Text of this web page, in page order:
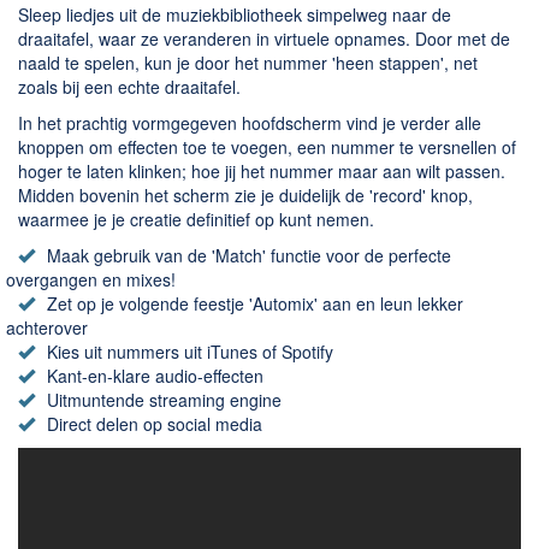
Overige
Algemeen
Chatten en bellen
Dating apps
Parkeer apps
Rar en Zip (Compressie - Unzip)
Shopping
Spelletjes en Games
Webbrowsers
Sleep liedjes uit de muziekbibliotheek simpelweg naar de
draaitafel, waar ze veranderen in virtuele opnames. Door met de
naald te spelen, kun je door het nummer 'heen stappen', net
zoals bij een echte draaitafel.
In het prachtig vormgegeven hoofdscherm vind je verder alle
knoppen om effecten toe te voegen, een nummer te versnellen of
hoger te laten klinken; hoe jij het nummer maar aan wilt passen.
Midden bovenin het scherm zie je duidelijk de 'record' knop,
waarmee je je creatie definitief op kunt nemen.
Maak gebruik van de 'Match' functie voor de perfecte
overgangen en mixes!
Zet op je volgende feestje 'Automix' aan en leun lekker
achterover
Kies uit nummers uit iTunes of Spotify
Kant-en-klare audio-effecten
Uitmuntende streaming engine
Direct delen op social media